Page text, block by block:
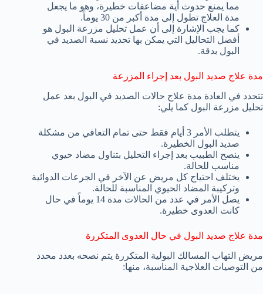
مما يمنع حدوث أية مضاعفات خطيرة، وهو ما يجعل
مدة العلاج تطول إلى مدة أكبر من 30 يوماً.
كما يجب الإشارة إلى أن عمل تحليل مزرعة البول هو
أفضل التحاليل التي يمكن بها تحديد نسبة الصديد في
البول بدقة.
مدة علاج صديد البول بعد إجراء المزرعة
تتحدد في العادة مدة علاج حالات الصديد في البول بعد عمل
تحليل مزرعة البول كما يلي:
يتطلب الأمر 3 أيام فقط حتى تمام التعافي من مشكلة
صديد البول الخطيرة.
ينصح الطبيب بعد إجراء التحليل بتناول مضاد حيوي
مناسب للحالة.
يختلف احتياج كل مريض عن الآخر في الجرعات الدوائية
وتركيبة المضاد الحيوي المناسبة للحالة.
يصل الأمر في عدد من الحالات مدة 14 يوماً في حال
كانت العدوى خطيرة.
مدة علاج صديد البول في حال العدوى المتكررة
مريض التهاب المسالك البولية المتكررة يتم نصحه بعدد محدد
من التوصيات العلاجية المناسبة، منها: